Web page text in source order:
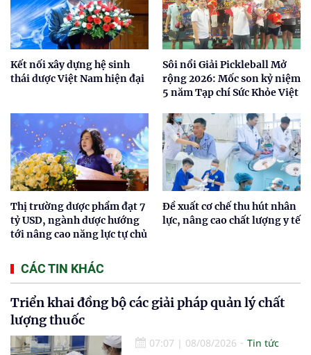
Kết nối xây dựng hệ sinh
thái dược Việt Nam hiện đại
Sôi nổi Giải Pickleball Mở
rộng 2026: Mốc son kỷ niệm
5 năm Tạp chí Sức Khỏe Việt
Thị trường dược phẩm đạt 7
tỷ USD, ngành dược hướng
tới nâng cao năng lực tự chủ
Đề xuất cơ chế thu hút nhân
lực, nâng cao chất lượng y tế
CÁC TIN KHÁC
Triển khai đồng bộ các giải pháp quản lý chất
lượng thuốc
07:07 | 08/08/2026
Tin tức